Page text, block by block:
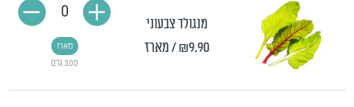
מנגולד צבעוני
₪9.90/ מארז
300 גרם
מארז
0